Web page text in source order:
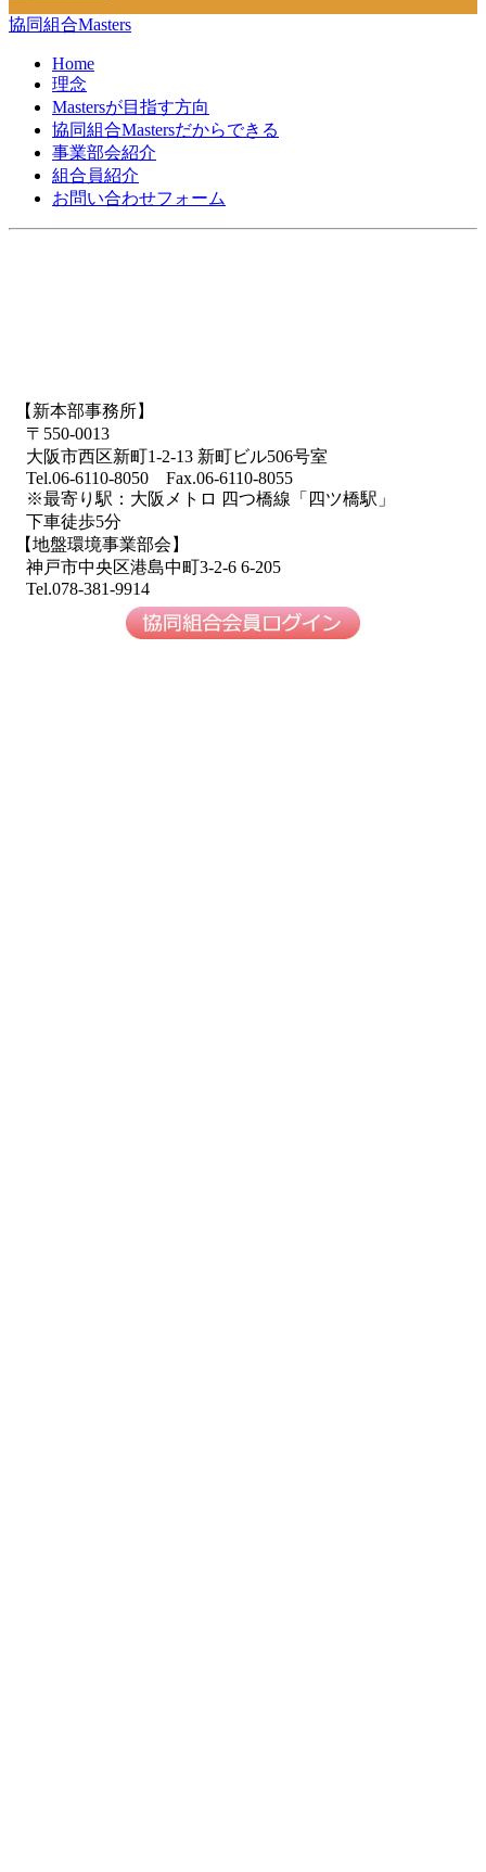
協同組合Masters
Home
理念
Mastersが目指す方向
協同組合Mastersだからできる
事業部会紹介
組合員紹介
お問い合わせフォーム
【新本部事務所】
〒550-0013
大阪市西区新町1-2-13 新町ビル506号室
Tel.06-6110-8050 Fax.06-6110-8055
※最寄り駅：大阪メトロ 四つ橋線「四ツ橋駅」
下車徒歩5分
【地盤環境事業部会】
神戸市中央区港島中町3-2-6 6-205
Tel.078-381-9914